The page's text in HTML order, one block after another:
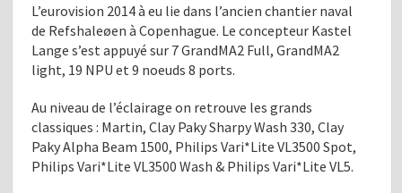
L’eurovision 2014 à eu lie dans l’ancien chantier naval
de Refshaleøen à Copenhague. Le concepteur Kastel
Lange s’est appuyé sur 7 GrandMA2 Full, GrandMA2
light, 19 NPU et 9 noeuds 8 ports.
Au niveau de l’éclairage on retrouve les grands
classiques : Martin, Clay Paky Sharpy Wash 330, Clay
Paky Alpha Beam 1500, Philips Vari*Lite VL3500 Spot,
Philips Vari*Lite VL3500 Wash & Philips Vari*Lite VL5.